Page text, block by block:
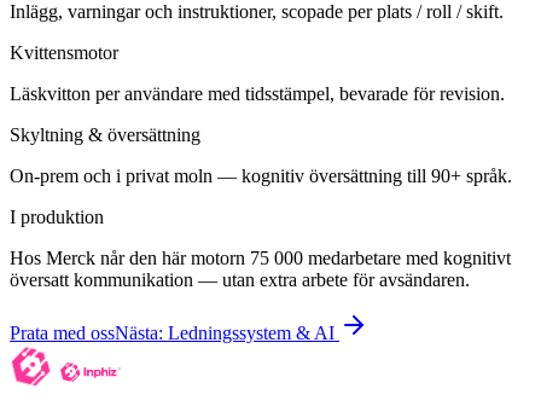
Inlägg, varningar och instruktioner, scopade per plats / roll / skift.
Kvittensmotor
Läskvitton per användare med tidsstämpel, bevarade för revision.
Skyltning & översättning
On-prem och i privat moln — kognitiv översättning till 90+ språk.
I produktion
Hos Merck når den här motorn 75 000 medarbetare med kognitivt
översatt kommunikation — utan extra arbete för avsändaren.
Prata med ossNästa: Ledningssystem & AI